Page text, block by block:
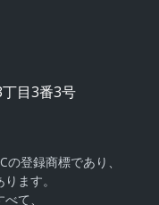
目3番3号
登録商標であり、
ます。
て、